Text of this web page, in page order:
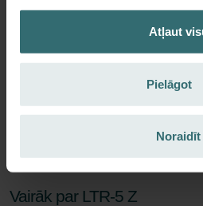
Atļaut
Pielāgot
Noraidīt
Abonējieties un pasūtiet atkārtoti
(Piedāvājums tikai privātiem
46.28 54.45
Vairāk par LTR-5 Z